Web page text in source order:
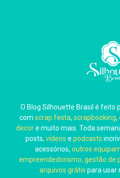
Carla
Carol
Ju Mirthes
O Blog Silhouette Brasil é feito
com scrap festa, scrapbooking,
decore muito mais. Toda
posts, vídeos e podcasts
acessórios, outros
empreendedorismo, gestão de
arquivos grátis para usar